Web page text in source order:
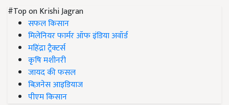
#Top on Krishi Jagran
सफल किसान
मिलेनियर फार्मर ऑफ इंडिया अवॉर्ड
महिंद्रा ट्रैक्टर्स
कृषि मशीनरी
जायद की फसल
बिज़नेस आइडियाज
पीएम किसान